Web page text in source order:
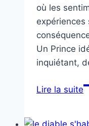
où les
Un Prince
inquiétant,
Lire la suite